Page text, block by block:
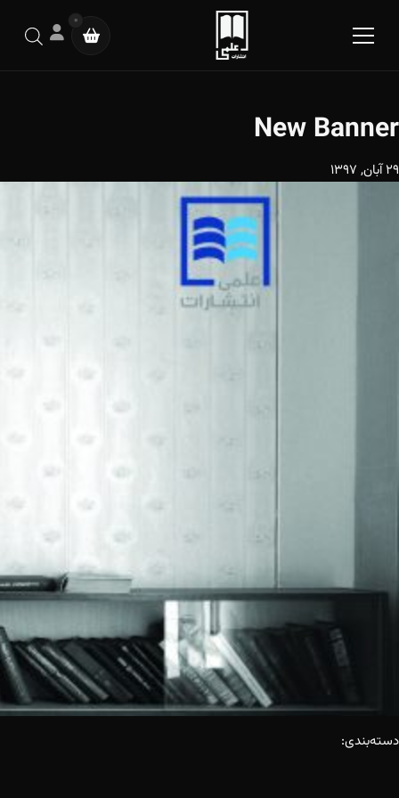
0
New Banner
29 آبان, 1397
دسته‌بندی: